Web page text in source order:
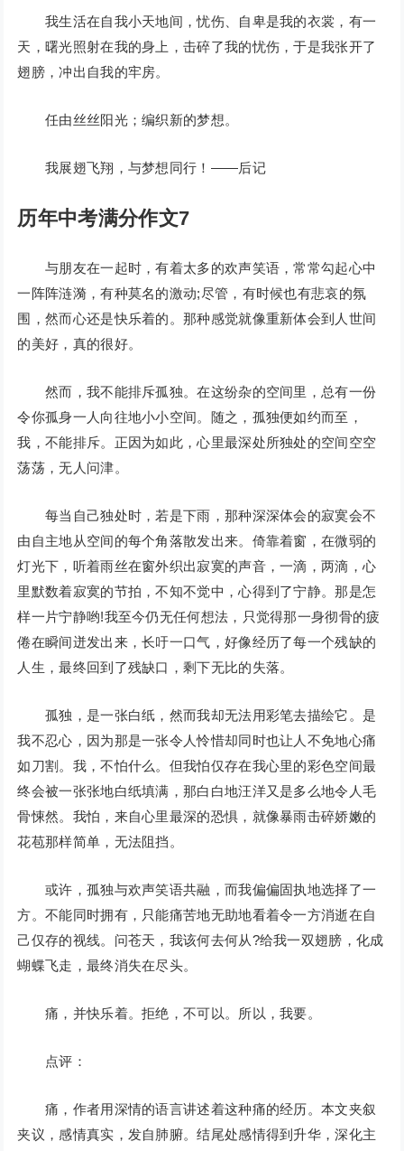
我生活在自我小天地间，忧伤、自卑是我的衣裳，有一
天，曙光照射在我的身上，击碎了我的忧伤，于是我张开了
翅膀，冲出自我的牢房。
任由丝丝阳光；编织新的梦想。
我展翅飞翔，与梦想同行！——后记
历年中考满分作文7
与朋友在一起时，有着太多的欢声笑语，常常勾起心中
一阵阵涟漪，有种莫名的激动;尽管，有时候也有悲哀的氛
围，然而心还是快乐着的。那种感觉就像重新体会到人世间
的美好，真的很好。
然而，我不能排斥孤独。在这纷杂的空间里，总有一份
令你孤身一人向往地小小空间。随之，孤独便如约而至，
我，不能排斥。正因为如此，心里最深处所独处的空间空空
荡荡，无人问津。
每当自己独处时，若是下雨，那种深深体会的寂寞会不
由自主地从空间的每个角落散发出来。倚靠着窗，在微弱的
灯光下，听着雨丝在窗外织出寂寞的声音，一滴，两滴，心
里默数着寂寞的节拍，不知不觉中，心得到了宁静。那是怎
样一片宁静哟!我至今仍无任何想法，只觉得那一身彻骨的疲
倦在瞬间迸发出来，长吁一口气，好像经历了每一个残缺的
人生，最终回到了残缺口，剩下无比的失落。
孤独，是一张白纸，然而我却无法用彩笔去描绘它。是
我不忍心，因为那是一张令人怜惜却同时也让人不免地心痛
如刀割。我，不怕什么。但我怕仅存在我心里的彩色空间最
终会被一张张地白纸填满，那白白地汪洋又是多么地令人毛
骨悚然。我怕，来自心里最深的恐惧，就像暴雨击碎娇嫩的
花苞那样简单，无法阻挡。
或许，孤独与欢声笑语共融，而我偏偏固执地选择了一
方。不能同时拥有，只能痛苦地无助地看着令一方消逝在自
己仅存的视线。问苍天，我该何去何从?给我一双翅膀，化成
蝴蝶飞走，最终消失在尽头。
痛，并快乐着。拒绝，不可以。所以，我要。
点评：
痛，作者用深情的语言讲述着这种痛的经历。本文夹叙
夹议，感情真实，发自肺腑。结尾处感情得到升华，深化主